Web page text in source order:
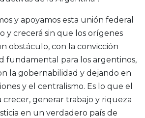
y apoyamos esta unión federal
y crecerá sin que los orígenes
obstáculo, con la convicción
fundamental para los argentinos,
la gobernabilidad y dejando en
y el centralismo. Es lo que el
crecer, generar trabajo y riqueza
en un verdadero país de